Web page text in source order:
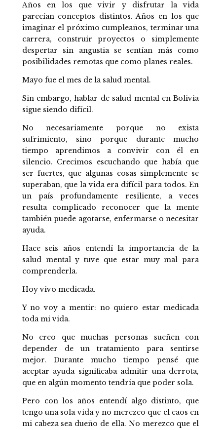
Años en los que vivir y disfrutar la vida
parecían conceptos distintos. Años en los que
imaginar el próximo cumpleaños, terminar una
carrera, construir proyectos o simplemente
despertar sin angustia se sentían más como
posibilidades remotas que como planes reales.
Mayo fue el mes de la salud mental.
Sin embargo, hablar de salud mental en Bolivia
sigue siendo difícil.
No necesariamente porque no exista
sufrimiento, sino porque durante mucho
tiempo aprendimos a convivir con él en
silencio. Crecimos escuchando que había que
ser fuertes, que algunas cosas simplemente se
superaban, que la vida era difícil para todos. En
un país profundamente resiliente, a veces
resulta complicado reconocer que la mente
también puede agotarse, enfermarse o necesitar
ayuda.
Hace seis años entendí la importancia de la
salud mental y tuve que estar muy mal para
comprenderla.
Hoy vivo medicada.
Y no voy a mentir: no quiero estar medicada
toda mi vida.
No creo que muchas personas sueñen con
depender de un tratamiento para sentirse
mejor. Durante mucho tiempo pensé que
aceptar ayuda significaba admitir una derrota,
que en algún momento tendría que poder sola.
Pero con los años entendí algo distinto, que
tengo una sola vida y no merezco que el caos en
mi cabeza sea dueño de ella. No merezco que el